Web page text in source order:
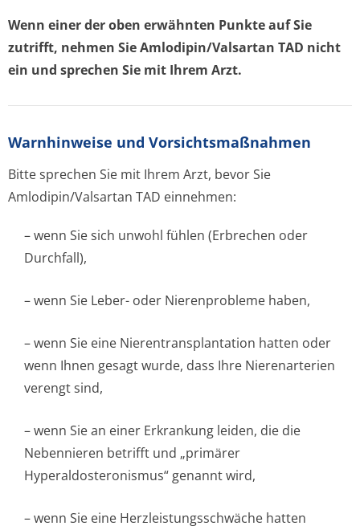
Wenn einer der oben erwähnten Punkte auf Sie
zutrifft, nehmen Sie Amlodipin/Valsartan TAD nicht
ein und sprechen Sie mit Ihrem Arzt.
Warnhinweise und Vorsichtsmaßnahmen
Bitte sprechen Sie mit Ihrem Arzt, bevor Sie
Amlodipin/Valsartan TAD einnehmen:
– wenn Sie sich unwohl fühlen (Erbrechen oder
Durchfall),
– wenn Sie Leber- oder Nierenprobleme haben,
– wenn Sie eine Nierentransplan­tation hatten oder
wenn Ihnen gesagt wurde, dass Ihre Nierenarterien
verengt sind,
– wenn Sie an einer Erkrankung leiden, die die
Nebennieren betrifft und „primärer
Hyperaldostero­nismus“ genannt wird,
– wenn Sie eine Herzleistungsschwäche hatten